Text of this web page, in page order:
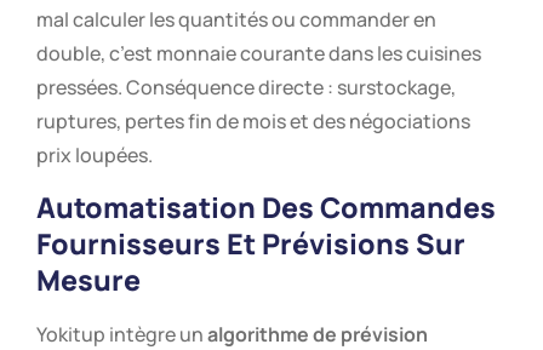
mal calculer les quantités ou commander en
double, c’est monnaie courante dans les cuisines
pressées. Conséquence directe : surstockage,
ruptures, pertes fin de mois et des négociations
prix loupées.
Automatisation Des Commandes
Fournisseurs Et Prévisions Sur
Mesure
Yokitup intègre unalgorithme de prévision